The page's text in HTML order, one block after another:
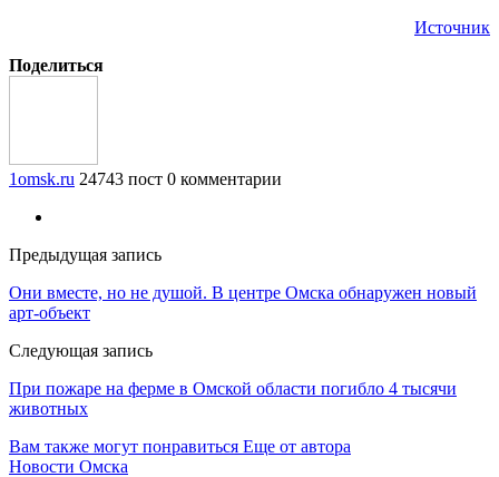
Источник
Поделиться
1omsk.ru 24743 пост 0 комментарии
Предыдущая запись
Они вместе, но не душой. В центре Омска обнаружен новый
арт-объект
Следующая запись
При пожаре на ферме в Омской области погибло 4 тысячи
животных
Вам также могут понравиться Еще от автора
Новости Омска